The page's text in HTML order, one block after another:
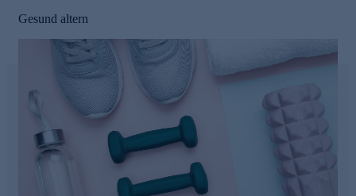
Gesund altern